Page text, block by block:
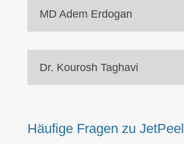
MD Adem Erdogan
Dr. Kourosh Taghavi
Häufige Fragen zu JetPeel